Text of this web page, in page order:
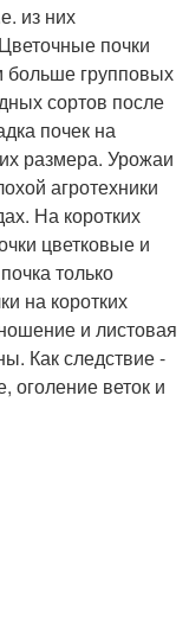
из них
почки
групповых
сортов после
почек на
размера. Урожаи
агротехники
На коротких
цветковые и
только
на коротких
и листовая
Как следствие -
оголение веток и